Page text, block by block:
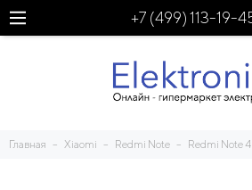
+7 (499) 113-19-
Главная Xiaomi Redmi Note Redmi Note 4